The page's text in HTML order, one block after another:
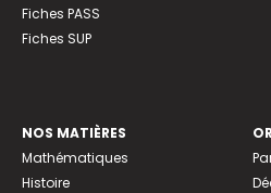
Fiches PASS
Fiches SUP
NOS MATIÈRES
Mathématiques
Histoire